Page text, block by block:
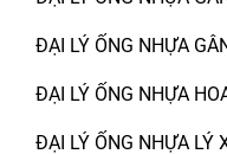
ĐẠI LÝ ỐNG NHỰA
ĐẠI LÝ ỐNG NHỰA
ĐẠI LÝ ỐNG NHỰA LÝ